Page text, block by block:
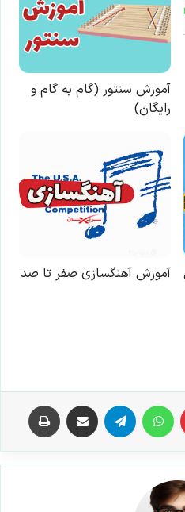
‫پین‌ترست تلگرام اشتراک گذاری از طریق ایمیل